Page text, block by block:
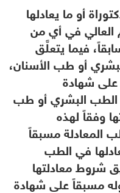
أو ما يعادلها
العالي في أي من
فيما يتعلَّق
أو طب الأسنان،
شهادة
الطب البشري أو طب
وفقاً لهذه
المعادلة مسبقاً
في الطب
شروط معادلتها
مسبقاً على شهادة